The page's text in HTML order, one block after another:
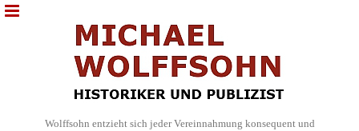
Wolffsohn entzieht sich jeder Vereinnahmung konsequent und